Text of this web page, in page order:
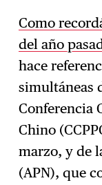
Como
del año
hace
simultáneas
Conferencia
Chino
marzo, y de
(APN), que